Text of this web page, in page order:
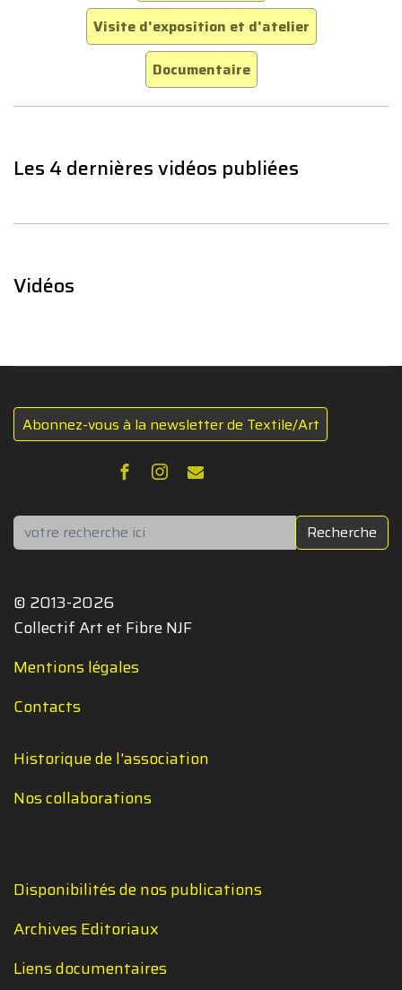
Visite d'exposition et d'atelier
Documentaire
Les 4 dernières vidéos publiées
Vidéos
Abonnez-vous à la newsletter de Textile/Art
Rechercher Recherche
© 2013-2026
Collectif Art et Fibre NJF
Mentions légales
Contacts
Historique de l'association
Nos collaborations
Disponibilités de nos publications
Archives Editoriaux
Liens documentaires